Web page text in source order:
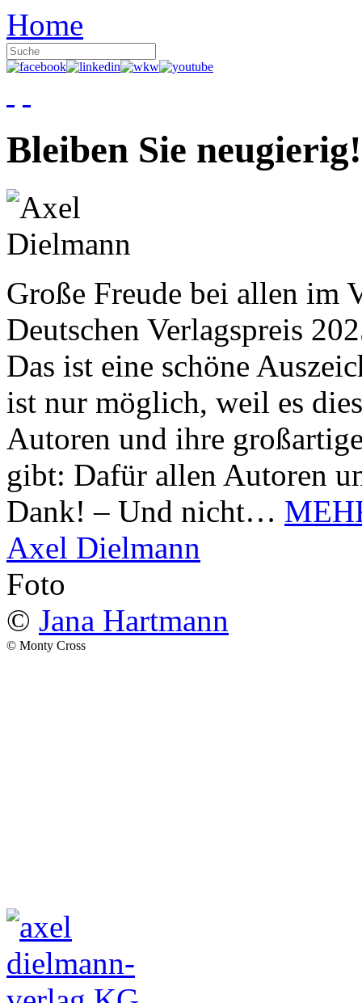
Home
Bleiben Sie neugierig!
Große Freude bei allen im
Deutschen Verlagspreis
Das ist eine schöne
ist nur möglich, weil es
Autoren und ihre
gibt: Dafür allen Autoren
Dank! – Und nicht…
Axel Dielmann
Foto
© Jana Hartmann
© Monty Cross